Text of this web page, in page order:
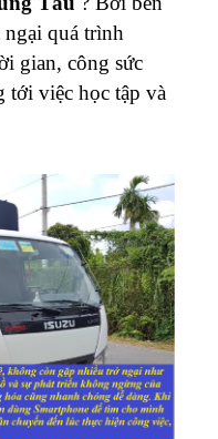
ngại quá trình
gian, công sức
tới việc học tập và